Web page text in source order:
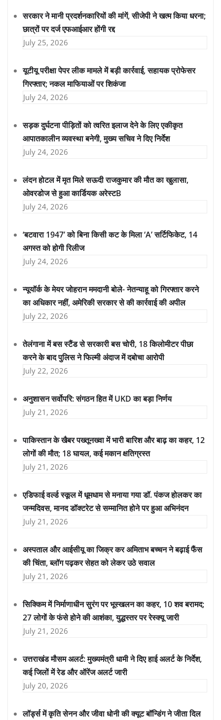
सरकार ने मानी प्रदर्शनकारियों की मांगें, सीजेपी ने खत्म किया धरना;
छात्रों पर दर्ज एफआईआर होंगी रद्द
July 25, 2026
यूटीयू परीक्षा पेपर लीक मामले में बड़ी कार्रवाई, सहायक प्रोफेसर
गिरफ्तार; नकल माफियाओं पर शिकंजा
July 24, 2026
सड़क दुर्घटना पीड़ितों को त्वरित इलाज देने के लिए एकीकृत
आपातकालीन व्यवस्था बनेगी, मुख्य सचिव ने दिए निर्देश
July 24, 2026
लंदन होटल में मृत मिले सऊदी राजकुमार की मौत का खुलासा,
ओवरडोज से हुआ कार्डियक अरेस्टB
July 24, 2026
‘बटवारा 1947’ को बिना किसी कट के मिला ‘A’ सर्टिफिकेट, 14
अगस्त को होगी रिलीज
July 24, 2026
न्यूयॉर्क के मेयर जोहरान ममदानी बोले- नेतन्याहू को गिरफ्तार करने
का अधिकार नहीं, अमेरिकी सरकार से की कार्रवाई की अपील
July 22, 2026
तेलंगाना में बस स्टैंड से सरकारी बस चोरी, 18 किलोमीटर पीछा
करने के बाद पुलिस ने फिल्मी अंदाज में दबोचा आरोपी
July 22, 2026
अनुशासन सर्वोपरि: संगठन हित में UKD का बड़ा निर्णय
July 21, 2026
पाकिस्तान के खैबर पख्तूनख्वा में भारी बारिश और बाढ़ का कहर, 12
लोगों की मौत; 18 घायल, कई मकान क्षतिग्रस्त
July 21, 2026
एडिफाई वर्ल्ड स्कूल में धूमधाम से मनाया गया डॉ. पंकज होलकर का
जन्मदिवस, मानद डॉक्टरेट से सम्मानित होने पर हुआ अभिनंदन
July 21, 2026
अस्पताल और आईसीयू का जिक्र कर अमिताभ बच्चन ने बढ़ाई फैंस
की चिंता, ब्लॉग पढ़कर सेहत को लेकर उठे सवाल
July 21, 2026
सिक्किम में निर्माणाधीन सुरंग पर भूस्खलन का कहर, 10 शव बरामद;
27 लोगों के फंसे होने की आशंका, युद्धस्तर पर रेस्क्यू जारी
July 21, 2026
उत्तराखंड मौसम अलर्ट: मुख्यमंत्री धामी ने दिए हाई अलर्ट के निर्देश,
कई जिलों में रेड और ऑरेंज अलर्ट जारी
July 20, 2026
लॉर्ड्स में कृति सेनन और जीवा धोनी की क्यूट बॉन्डिंग ने जीता दिल